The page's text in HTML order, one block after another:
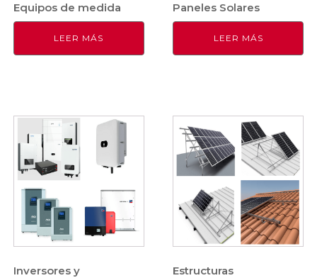
Equipos de medida
LEER MÁS
Paneles Solares
LEER MÁS
Inversores y
Estructuras